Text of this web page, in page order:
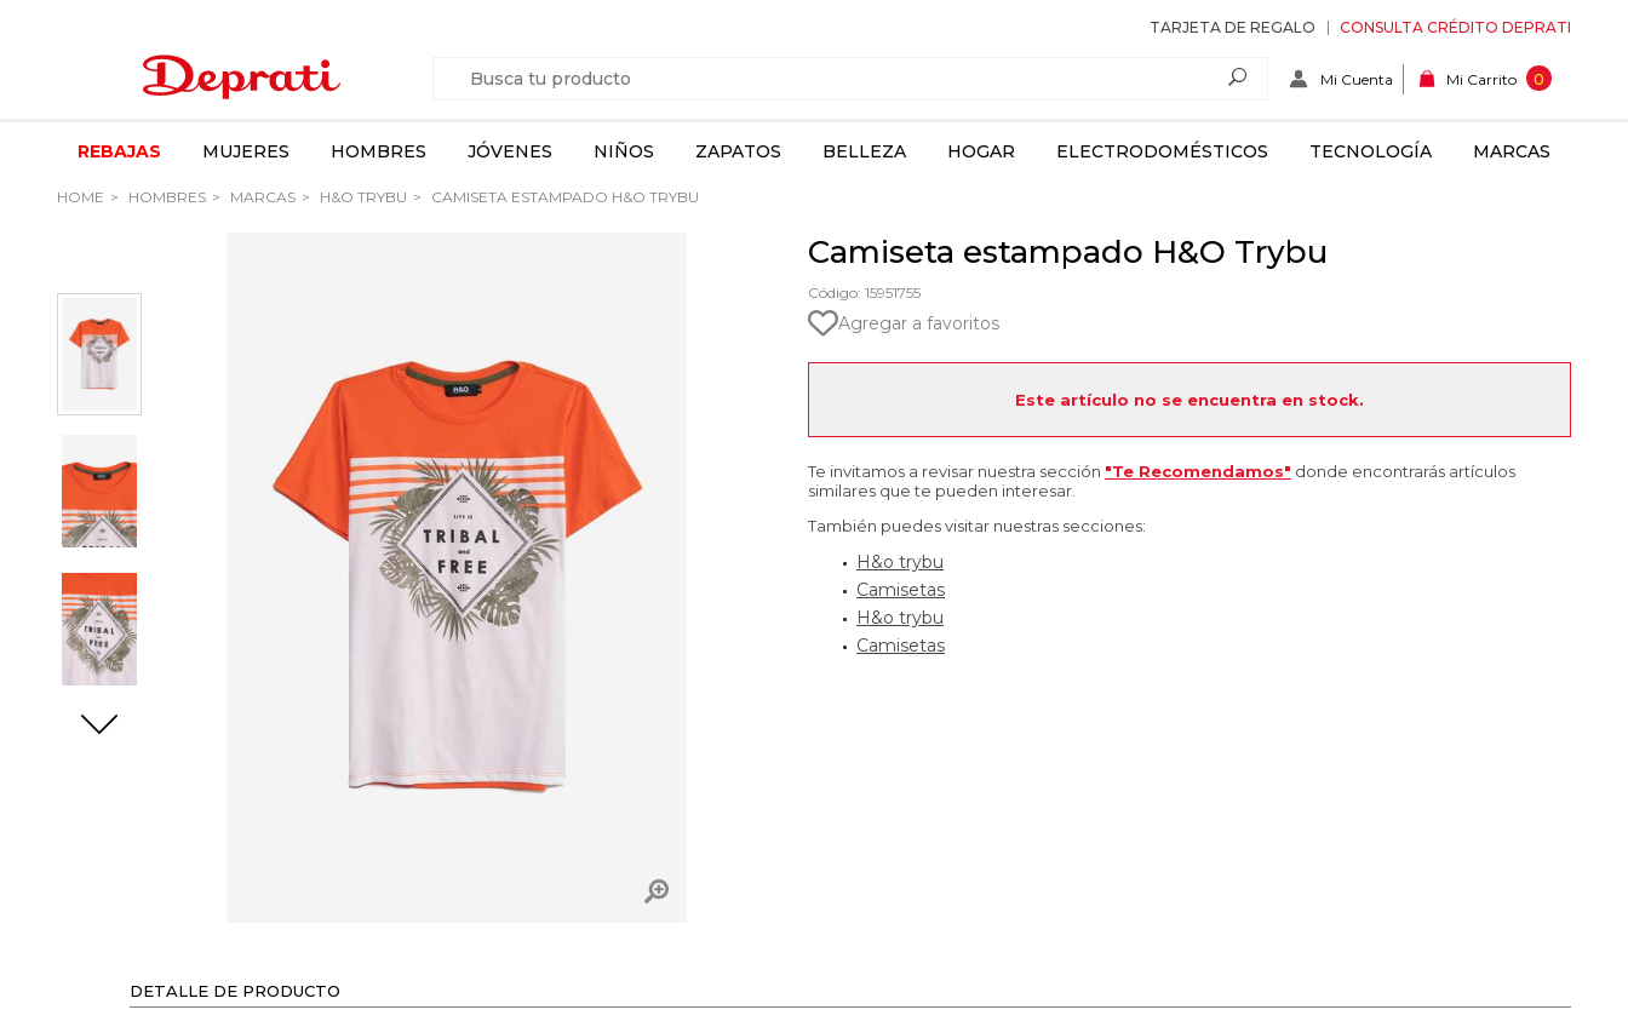
TARJETA DE REGALO CONSULTA CRÉDITO DEPRATI
Mi Cuenta Mi Carrito 0
REBAJAS MUJERES HOMBRES JÓVENES NIÑOS ZAPATOS BELLEZA HOGAR ELECTRODOMÉSTICOS TECNOLOGÍA MARCAS
HOME HOMBRES MARCAS H&O TRYBU CAMISETA ESTAMPADO H&O TRYBU
Camiseta estampado H&O Trybu
Código: 15951755
Agregar a favoritos
Este artículo no se encuentra en stock.
Te invitamos a revisar nuestra sección "Te Recomendamos" donde encontrarás artículos
similares que te pueden interesar.
También puedes visitar nuestras secciones:
H&o trybu
Camisetas
H&o trybu
Camisetas
DETALLE DE PRODUCTO